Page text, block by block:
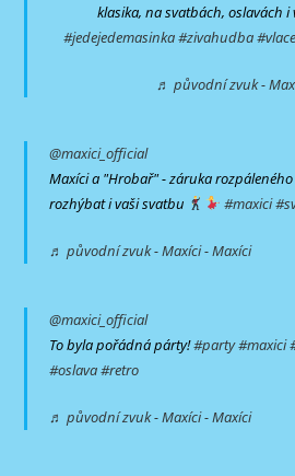
klasika, na svatbách, oslavách i
#jedejedemasinka#zivahudba
♬ původní zvuk -
@maxici_official
Maxíci a "Hrobař" - záruka
rozhýbat i vaši svatbu
#maxici
♬ původní zvuk - Maxíci - Maxíci
@maxici_official
To byla pořádná párty!#party#maxici
#oslava#retro
♬ původní zvuk - Maxíci - Maxíci